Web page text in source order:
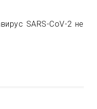
SARS-CoV-2 не